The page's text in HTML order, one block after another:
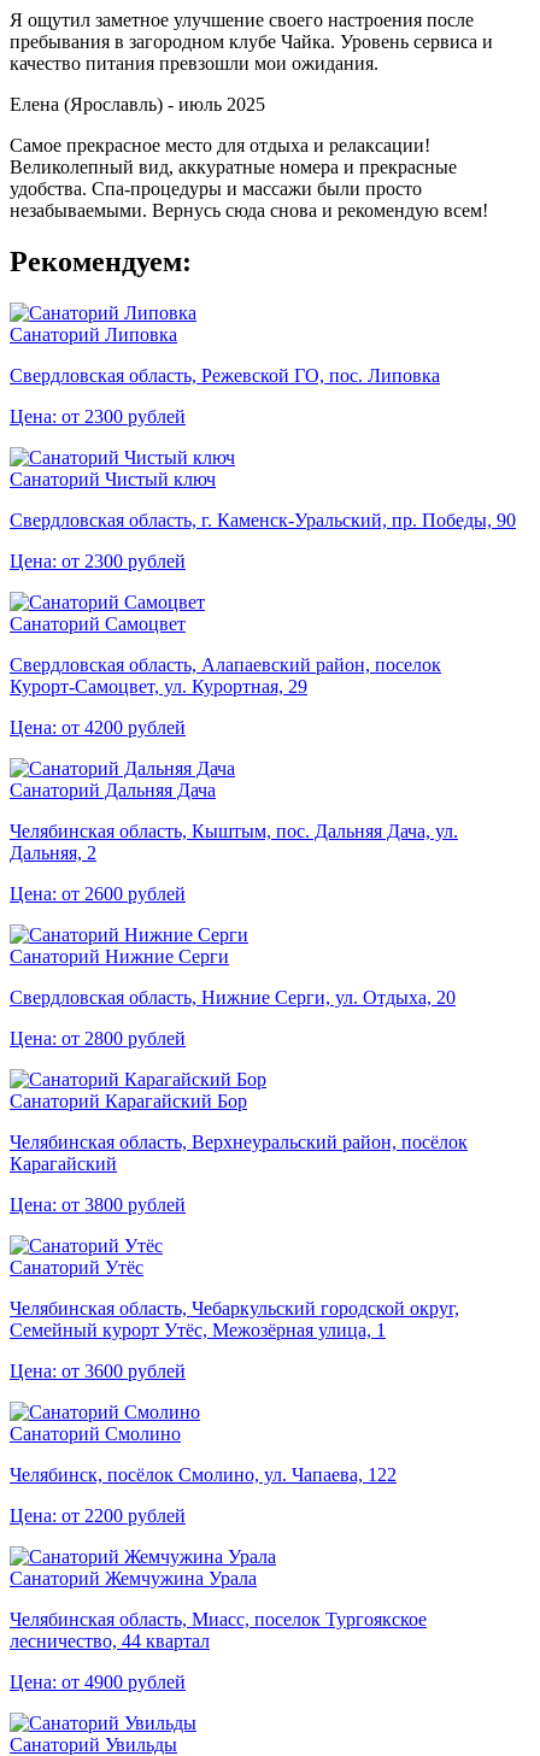
Я ощутил заметное улучшение своего настроения после
пребывания в загородном клубе Чайка. Уровень сервиса и
качество питания превзошли мои ожидания.
Елена (Ярославль) - июль 2025
Самое прекрасное место для отдыха и релаксации!
Великолепный вид, аккуратные номера и прекрасные
удобства. Спа-процедуры и массажи были просто
незабываемыми. Вернусь сюда снова и рекомендую всем!
Рекомендуем:
Санаторий Липовка
Свердловская область, Режевской ГО, пос. Липовка
Цена: от 2300 рублей
Санаторий Чистый ключ
Свердловская область, г. Каменск-Уральский, пр. Победы, 90
Цена: от 2300 рублей
Санаторий Самоцвет
Свердловская область, Алапаевский район, поселок
Курорт‑Самоцвет, ул. Курортная, 29
Цена: от 4200 рублей
Санаторий Дальняя Дача
Челябинская область, Кыштым, пос. Дальняя Дача, ул.
Дальняя, 2
Цена: от 2600 рублей
Санаторий Нижние Серги
Свердловская область, Нижние Серги, ул. Отдыха, 20
Цена: от 2800 рублей
Санаторий Карагайский Бор
Челябинская область, Верхнеуральский район, посёлок
Карагайский
Цена: от 3800 рублей
Санаторий Утёс
Челябинская область, Чебаркульский городской округ,
Семейный курорт Утёс, Межозёрная улица, 1
Цена: от 3600 рублей
Санаторий Смолино
Челябинск, посёлок Смолино, ул. Чапаева, 122
Цена: от 2200 рублей
Санаторий Жемчужина Урала
Челябинская область, Миасс, поселок Тургоякское
лесничество, 44 квартал
Цена: от 4900 рублей
Санаторий Увильды